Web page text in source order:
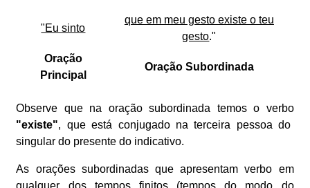
"Eu sinto
que em meu gesto existe o teu
gesto."
Oração
Principal
Oração Subordinada
Observe que na oração subordinada temos o verbo
"existe", que está conjugado na terceira pessoa do
singular do presente do indicativo.
As orações subordinadas que apresentam verbo em
qualquer dos tempos finitos (tempos do modo do